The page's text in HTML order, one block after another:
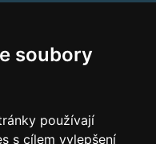
soubory
používají
s cílem vylepšení